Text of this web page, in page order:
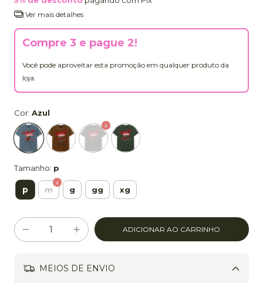
Ver mais detalhes
Compre 3 e pague 2!
Você pode aproveitar esta promoção em qualquer produto da
loja.
Cor: Azul
Tamanho: p
p m g gg xg
MEIOS DE ENVIO